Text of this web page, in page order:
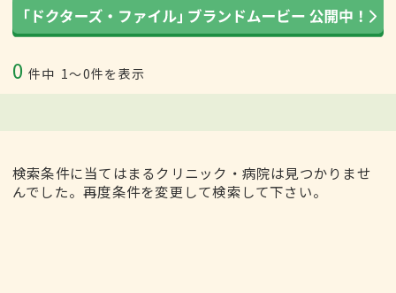
0 件中 1〜0件を表示
検索条件に当てはまるクリニック・病院は見つかりませ
んでした。再度条件を変更して検索して下さい。